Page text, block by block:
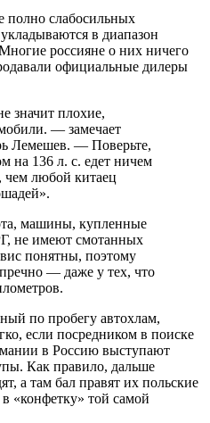
полно слабосильных
в диапазон
россияне о них ничего
официальные дилеры
значит плохие,
— замечает
Лемешев. — Поверьте,
на 136 л. с. едет ничем
чем любой китаец
машины, купленные
не имеют смотанных
понятны, поэтому
— даже у тех, что
по пробегу автохлам,
если посредником в поиске
в Россию выступают
Как правило, дальше
а там бал правят их польские
«конфетку» той самой